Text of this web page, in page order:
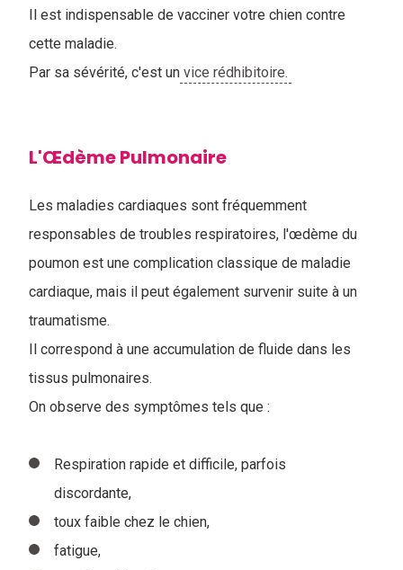
Il est indispensable de vacciner votre chien contre
cette maladie.
Par sa sévérité, c'est un vice rédhibitoire.
L'Œdème Pulmonaire
Les maladies cardiaques sont fréquemment
responsables de troubles respiratoires, l'œdème du
poumon est une complication classique de maladie
cardiaque, mais il peut également survenir suite à un
traumatisme.
Il correspond à une accumulation de fluide dans les
tissus pulmonaires.
On observe des symptômes tels que :
Respiration rapide et difficile, parfois
discordante,
toux faible chez le chien,
fatigue,